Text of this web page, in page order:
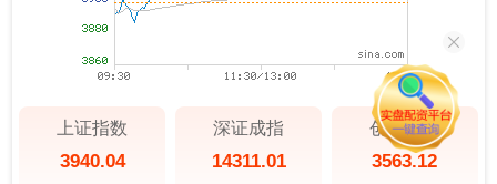
上证指数
3940.04
深证成指
14311.01
创业板指
3563.12